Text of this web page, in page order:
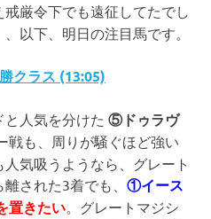
戒厳令下でも遠征してたでし
以下、明日の注目馬です。
クラス (13:05)
人気を分けた ⑤ドゥラヴ
戦も、周りが騒ぐほど強い
気吸うようなら、グレート
された3着でも、 ①イース
置きたい。グレートマジシ